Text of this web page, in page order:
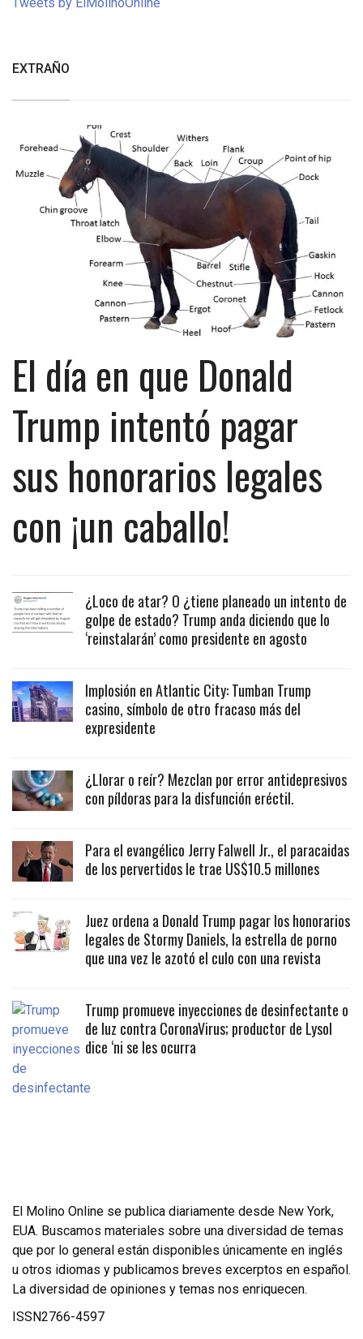
Tweets by ElMolinoOnline
EXTRAÑO
El día en que Donald
Trump intentó pagar
sus honorarios legales
con ¡un caballo!
¿Loco de atar? O ¿tiene planeado un intento de
golpe de estado? Trump anda diciendo que lo
‘reinstalarán’ como presidente en agosto
Implosión en Atlantic City: Tumban Trump
casino, símbolo de otro fracaso más del
expresidente
¿Llorar o reír? Mezclan por error antidepresivos
con píldoras para la disfunción eréctil.
Para el evangélico Jerry Falwell Jr., el paracaidas
de los pervertidos le trae US$10.5 millones
Juez ordena a Donald Trump pagar los honorarios
legales de Stormy Daniels, la estrella de porno
que una vez le azotó el culo con una revista
Trump promueve inyecciones de desinfectante o
de luz contra CoronaVirus; productor de Lysol
dice ‘ni se les ocurra
El Molino Online se publica diariamente desde New York,
EUA. Buscamos materiales sobre una diversidad de temas
que por lo general están disponibles únicamente en inglés
u otros idiomas y publicamos breves excerptos en español.
La diversidad de opiniones y temas nos enriquecen.
ISSN2766-4597